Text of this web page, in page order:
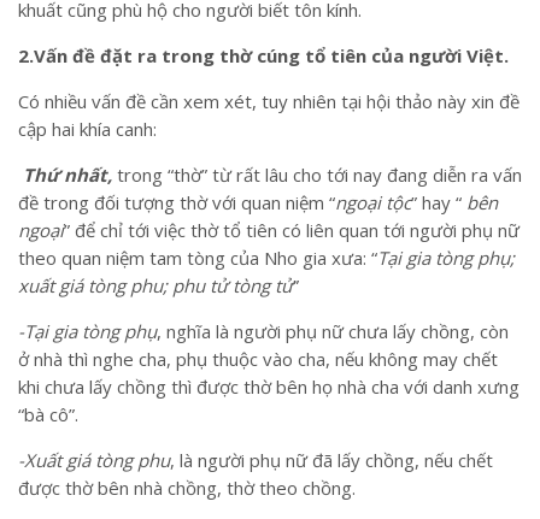
khuất cũng phù hộ cho người biết tôn kính.
2.Vấn đề đặt ra trong thờ cúng tổ tiên của người Việt.
Có nhiều vấn đề cần xem xét, tuy nhiên tại hội thảo này xin đề
cập hai khía canh:
Thứ nhất, trong “thờ” từ rất lâu cho tới nay đang diễn ra vấn
đề trong đối tượng thờ với quan niệm “ngoại tộc” hay “ bên
ngoại” để chỉ tới việc thờ tổ tiên có liên quan tới người phụ nữ
theo quan niệm tam tòng của Nho gia xưa: “Tại gia tòng phụ;
xuất giá tòng phu; phu tử tòng tử”
-Tại gia tòng phụ, nghĩa là người phụ nữ chưa lấy chồng, còn
ở nhà thì nghe cha, phụ thuộc vào cha, nếu không may chết
khi chưa lấy chồng thì được thờ bên họ nhà cha với danh xưng
“bà cô”.
-Xuất giá tòng phu, là người phụ nữ đã lấy chồng, nếu chết
được thờ bên nhà chồng, thờ theo chồng.